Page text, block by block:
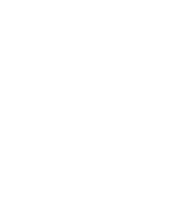
kW, Benzine, 3 deuren